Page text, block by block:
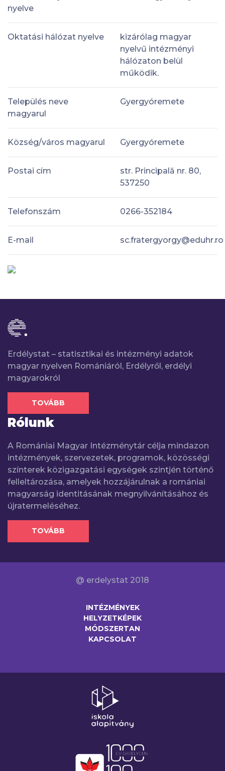
nyelve
Oktatási hálózat nyelve
kizárólag magyar
nyelvű intézményi
hálózaton belül
működik.
Település neve
magyarul
Gyergyóremete
Község/város magyarul Gyergyóremete
Postai cím
str. Principală nr. 80,
537250
Telefonszám 0266-352184
E-mail sc.fratergyorgy@eduhr.ro
Erdélystat – statisztikai és intézményi adatok
magyar nyelven Romániáról, Erdélyről, erdélyi
magyarokról
TOVÁBB
Rólunk
A Romániai Magyar Intézménytár célja mindazon
intézmények, szervezetek, programok, közösségi
színterek közigazgatási egységek szintjén történő
felleltározása, amelyek hozzájárulnak a romániai
magyarság identitásának megnyilvánításához és
újratermeléséhez.
TOVÁBB
@ erdelystat 2018
INTÉZMÉNYEK
HELYZETKÉPEK
MÓDSZERTAN
KAPCSOLAT